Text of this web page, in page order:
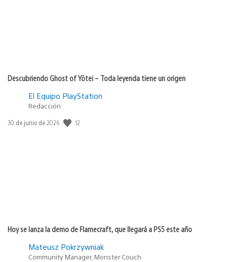
Descubriendo Ghost of Yōtei – Toda leyenda tiene un origen
El Equipo PlayStation
Redacción
Fecha
30 de junio de 2026 12
Hoy se lanza la demo de Flamecraft, que llegará a PS5 este año
Mateusz Pokrzywniak
Community Manager, Monster Couch